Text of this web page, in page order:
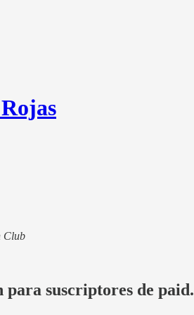
Club
para suscriptores de paid.